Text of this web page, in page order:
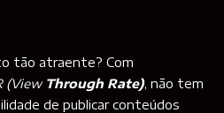
tão atraente? Com
(View Through Rate), não tem
de publicar conteúdos